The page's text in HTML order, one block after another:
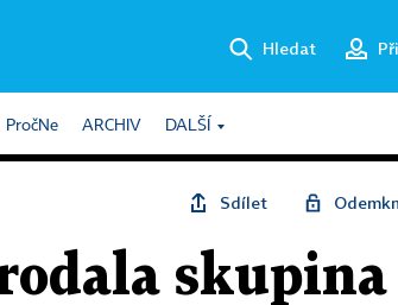
Hledat
PročNe ARCHIV DALŠÍ
Sdílet
skupina